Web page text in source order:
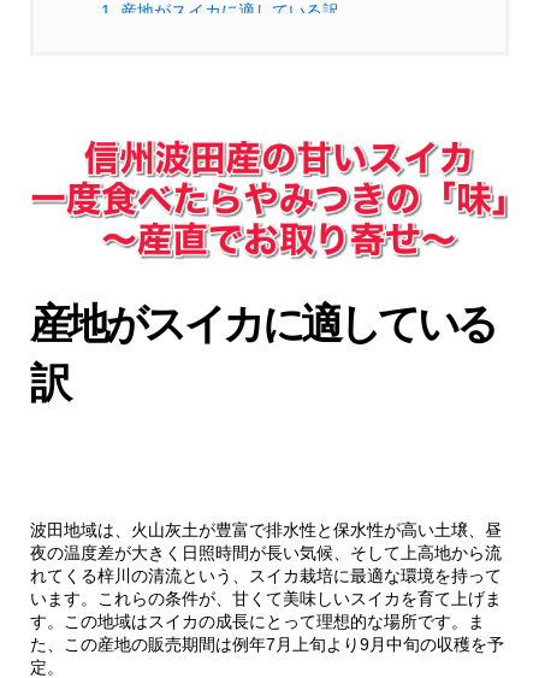
1. 産地がスイカに適している訳
3.黒玉すいかの魅力とは？プロが語る究極の美
味しさ
み」
5.お中元・お歳暮に最適な贈答用セット
5.1.ギフトにおすすめの理由
産地がスイカに適している
訳
波田地域は、火山灰土が豊富で排水性と保水性が高い土壌、昼
夜の温度差が大きく日照時間が長い気候、そして上高地から流
れてくる梓川の清流という、スイカ栽培に最適な環境を持って
います。これらの条件が、甘くて美味しいスイカを育て上げま
す。この地域はスイカの成長にとって理想的な場所です。ま
た、この産地の販売期間は例年7月上旬より9月中旬の収穫を予
定。